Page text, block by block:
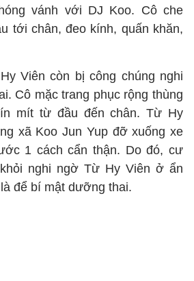
vánh với DJ Koo. Cô che
tới chân, đeo kính, quấn khăn,
Viên còn bị công chúng nghi
Cô mặc trang phục rộng thùng
mít từ đầu đến chân. Từ Hy
xã Koo Jun Yup đỡ xuống xe
1 cách cẩn thận. Do đó, cư
nghi ngờ Từ Hy Viên ở ẩn
để bí mật dưỡng thai.